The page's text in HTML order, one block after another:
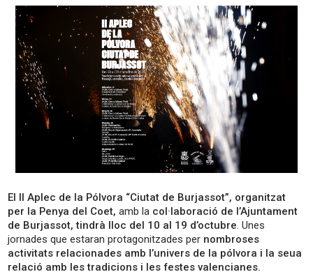
El II Aplec de la Pólvora “Ciutat de Burjassot”, organitzat
per la Penya del Coet, amb la col·laboració de l’Ajuntament
de Burjassot, tindrà lloc del 10 al 19 d’octubre. Unes
jornades que estaran protagonitzades per nombroses
activitats relacionades amb l’univers de la pólvora i la seua
relació amb les tradicions i les festes valencianes.